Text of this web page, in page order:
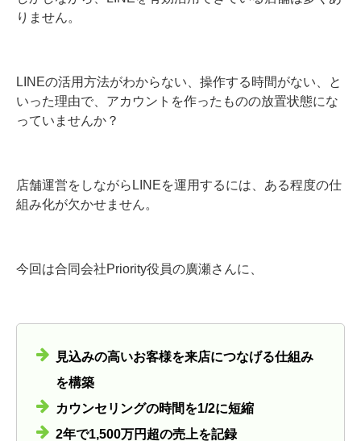
りません。
LINEの活用方法がわからない、操作する時間がない、と
いった理由で、アカウントを作ったものの放置状態にな
っていませんか？
店舗運営をしながらLINEを運用するには、ある程度の仕
組み化が欠かせません。
今回は合同会社Priority役員の廣瀬さんに、
見込みの高いお客様を来店につなげる仕組み
を構築
カウンセリングの時間を1/2に短縮
2年で1,500万円超の売上を記録